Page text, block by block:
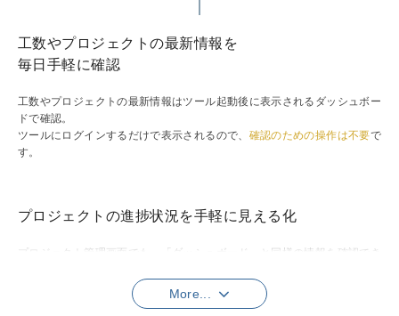
工数やプロジェクトの最新情報を
毎日手軽に確認
工数やプロジェクトの最新情報はツール起動後に表示されるダッシュボー
ドで確認。
ツールにログインするだけで表示されるので、 確認のための操作は不要で
す。
プロジェクトの進捗状況を手軽に見える化
プロジェクト管理画面でも、「ダッシュボード」と同様の情報を確認でき
WBSの選択範囲に連動してレポートの内容が表示されるから、軽快に分